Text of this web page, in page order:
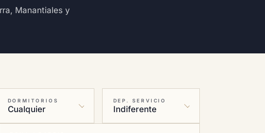
Manantiales y
DORMITORIOS DEP. SERVICIO